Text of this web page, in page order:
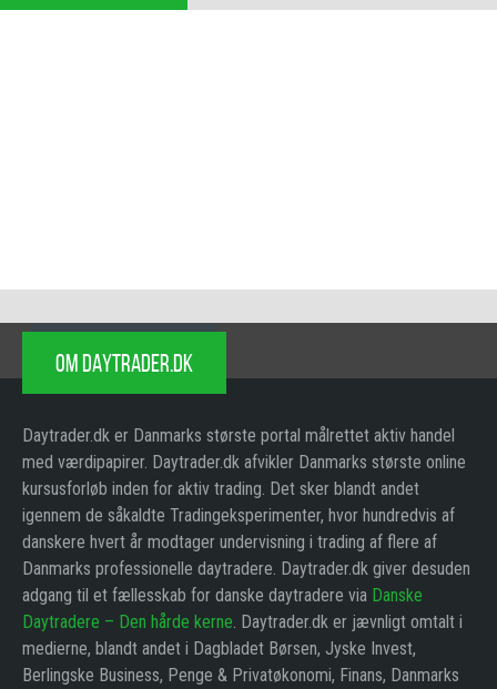
OM DAYTRADER.DK
Daytrader.dk er Danmarks største portal målrettet aktiv handel
med værdipapirer. Daytrader.dk afvikler Danmarks største online
kursusforløb inden for aktiv trading. Det sker blandt andet
igennem de såkaldte Tradingeksperimenter, hvor hundredvis af
danskere hvert år modtager undervisning i trading af flere af
Danmarks professionelle daytradere. Daytrader.dk giver desuden
adgang til et fællesskab for danske daytradere via Danske
Daytradere – Den hårde kerne. Daytrader.dk er jævnligt omtalt i
medierne, blandt andet i Dagbladet Børsen, Jyske Invest,
Berlingske Business, Penge & Privatøkonomi, Finans, Danmarks